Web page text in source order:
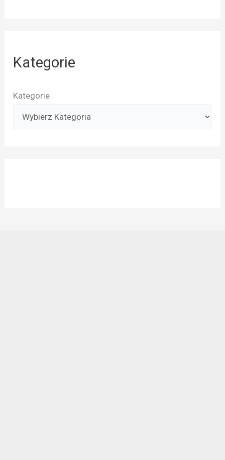
Kategorie
Kategorie